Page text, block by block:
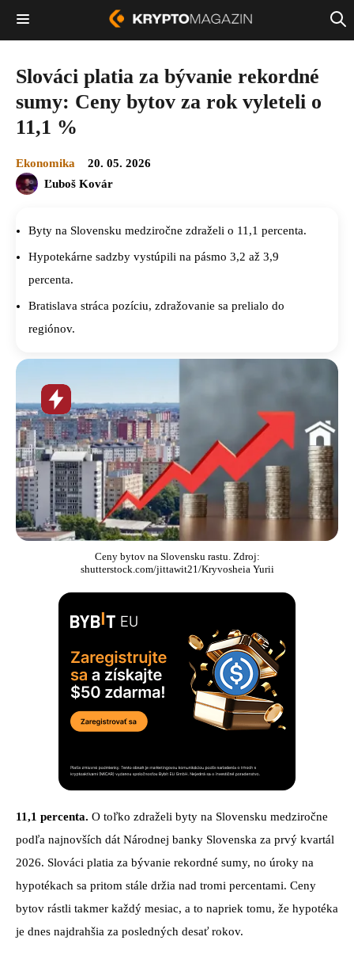
Slováci platia za bývanie rekordné
sumy: Ceny bytov za rok vyleteli o
11,1 %
Ekonomika
20. 05. 2026
Ľuboš Kovár
Byty na Slovensku medziročne zdraželi o 11,1 percenta.
Hypotekárne sadzby vystúpili na pásmo 3,2 až 3,9
percenta.
Bratislava stráca pozíciu, zdražovanie sa prelialo do
regiónov.
novinka
Ceny bytov na Slovensku rastu. Zdroj:
shutterstock.com/jittawit21/Kryvosheia Yurii
11,1 percenta. O toľko zdraželi byty na Slovensku medziročne
podľa najnovších dát Národnej banky Slovenska za prvý kvartál
2026. Slováci platia za bývanie rekordné sumy, no úroky na
hypotékach sa pritom stále držia nad tromi percentami. Ceny
bytov rástli takmer každý mesiac, a to napriek tomu, že hypotéka
je dnes najdrahšia za posledných desať rokov.